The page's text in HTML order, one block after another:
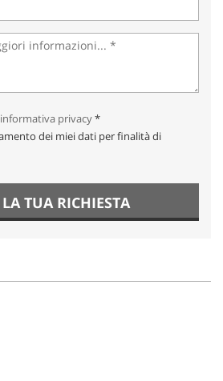
privacy*
dei miei dati per finalità di
TUA RICHIESTA